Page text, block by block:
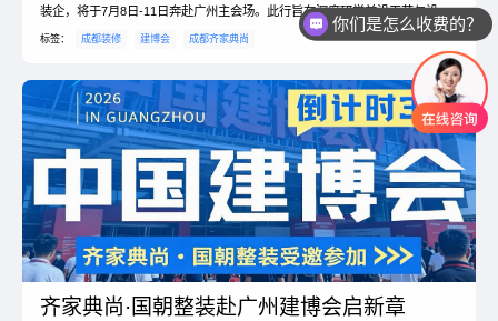
装企，将于7月8日-11日奔赴广州主会场。此行旨在深度研学前沿工艺与设
计，直连一线建材源头工厂，锁定一手底价，...
标签： 成都装修 建博会 成都齐家典尚
齐家典尚·国朝整装赴广州建博会启新章
你们是怎么收费的？